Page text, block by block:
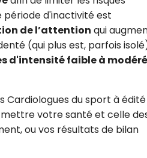
période d'inactivité est
de l’attention qui
(qui plus est, parfois
d'intensité faible à
Cardiologues du sport à
mettre votre santé et celle
ou vos résultats de bilan